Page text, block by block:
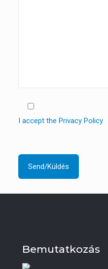
I accept the Privacy Policy
Bemutatkozás